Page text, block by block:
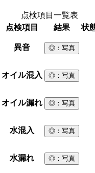
点検項目一覧表
点検項目
結果 状
異音 ◎ ：写真
オイル混入 ◎ ：写真
オイル漏れ ◎ ：写真
水混入 ◎ ：写真
水漏れ ◎ ：写真